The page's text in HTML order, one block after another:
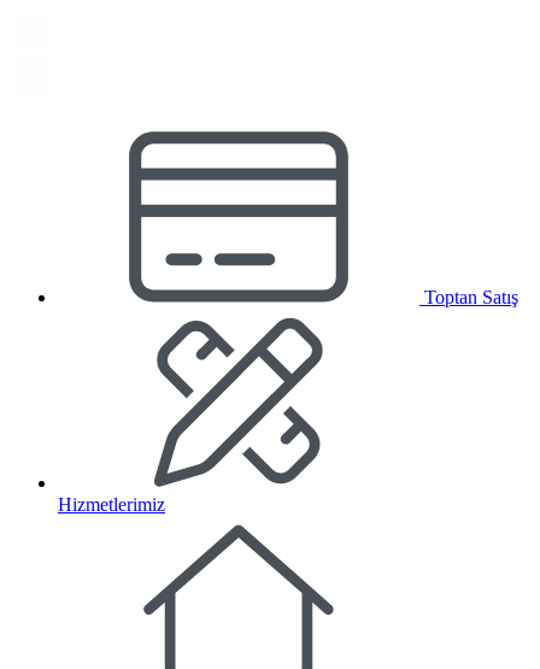
Toptan Satış
Hizmetlerimiz